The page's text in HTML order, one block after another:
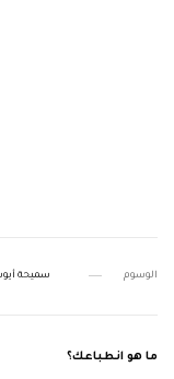
الوسوم سميحة
ما هو انطباعك؟